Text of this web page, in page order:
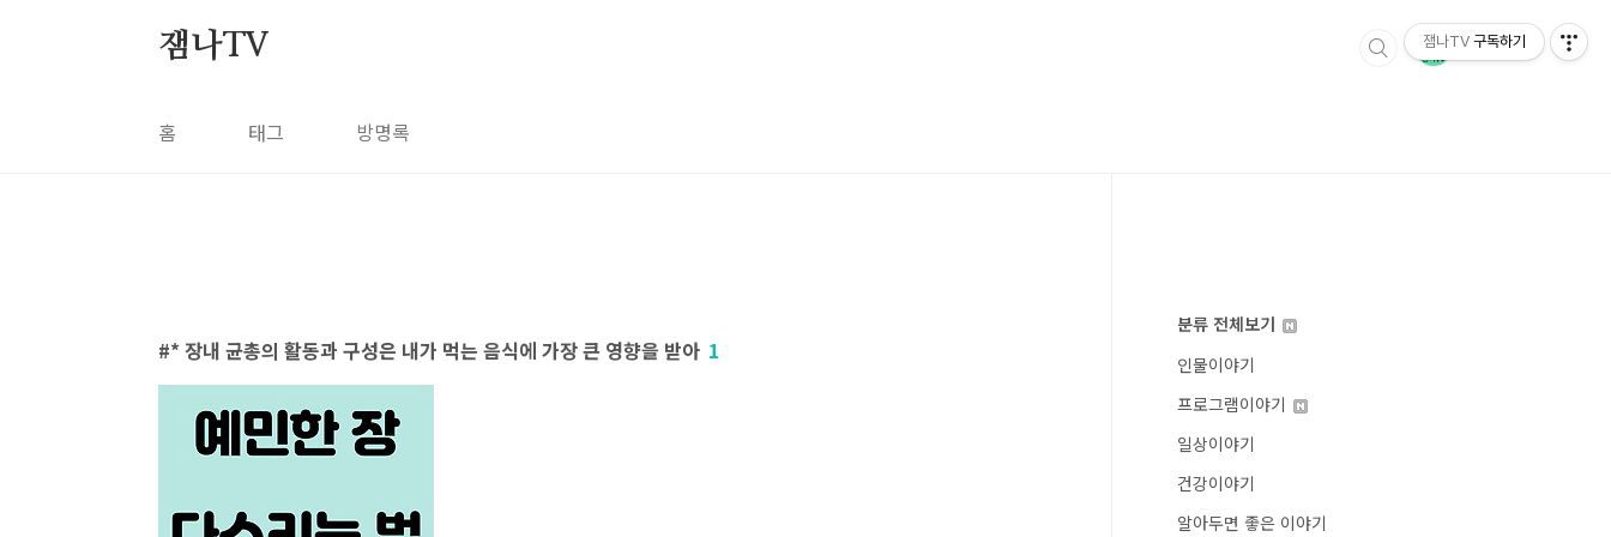
잼나TV
홈 태그 방명록
* 장내 균총의 활동과 구성은 내가 먹는 음식에 가장 큰 영향을 받아 1
분류 전체보기
인물이야기
프로그램이야기
일상이야기
건강이야기
알아두면 좋은 이야기
잼나TV 구독하기